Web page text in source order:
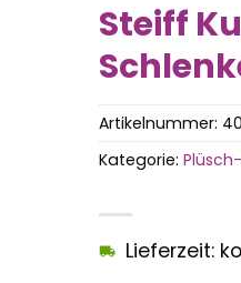
Steiff
Lieferzeit:
Artikelnummer:
Kategorie: